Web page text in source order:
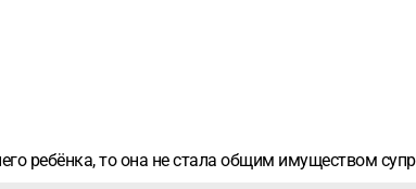
ребёнка, то она не стала общим имуществом